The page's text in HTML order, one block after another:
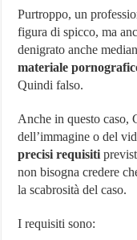
Purtroppo, un
figura di spicco, ma
denigrato anche
materiale
Quindi falso.
Anche in questo caso,
dell’immagine o del
precisi requisiti
non bisogna credere
la scabrosità del caso.
I requisiti sono: